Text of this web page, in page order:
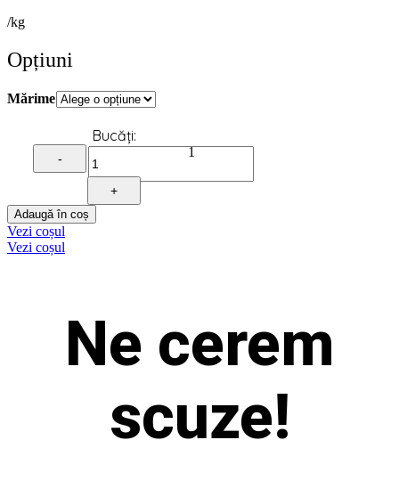
/kg
Opțiuni
Mărime
Quantity
- 1
+
Adaugă în coș
Vezi coșul
Vezi coșul
Ne cerem
scuze!